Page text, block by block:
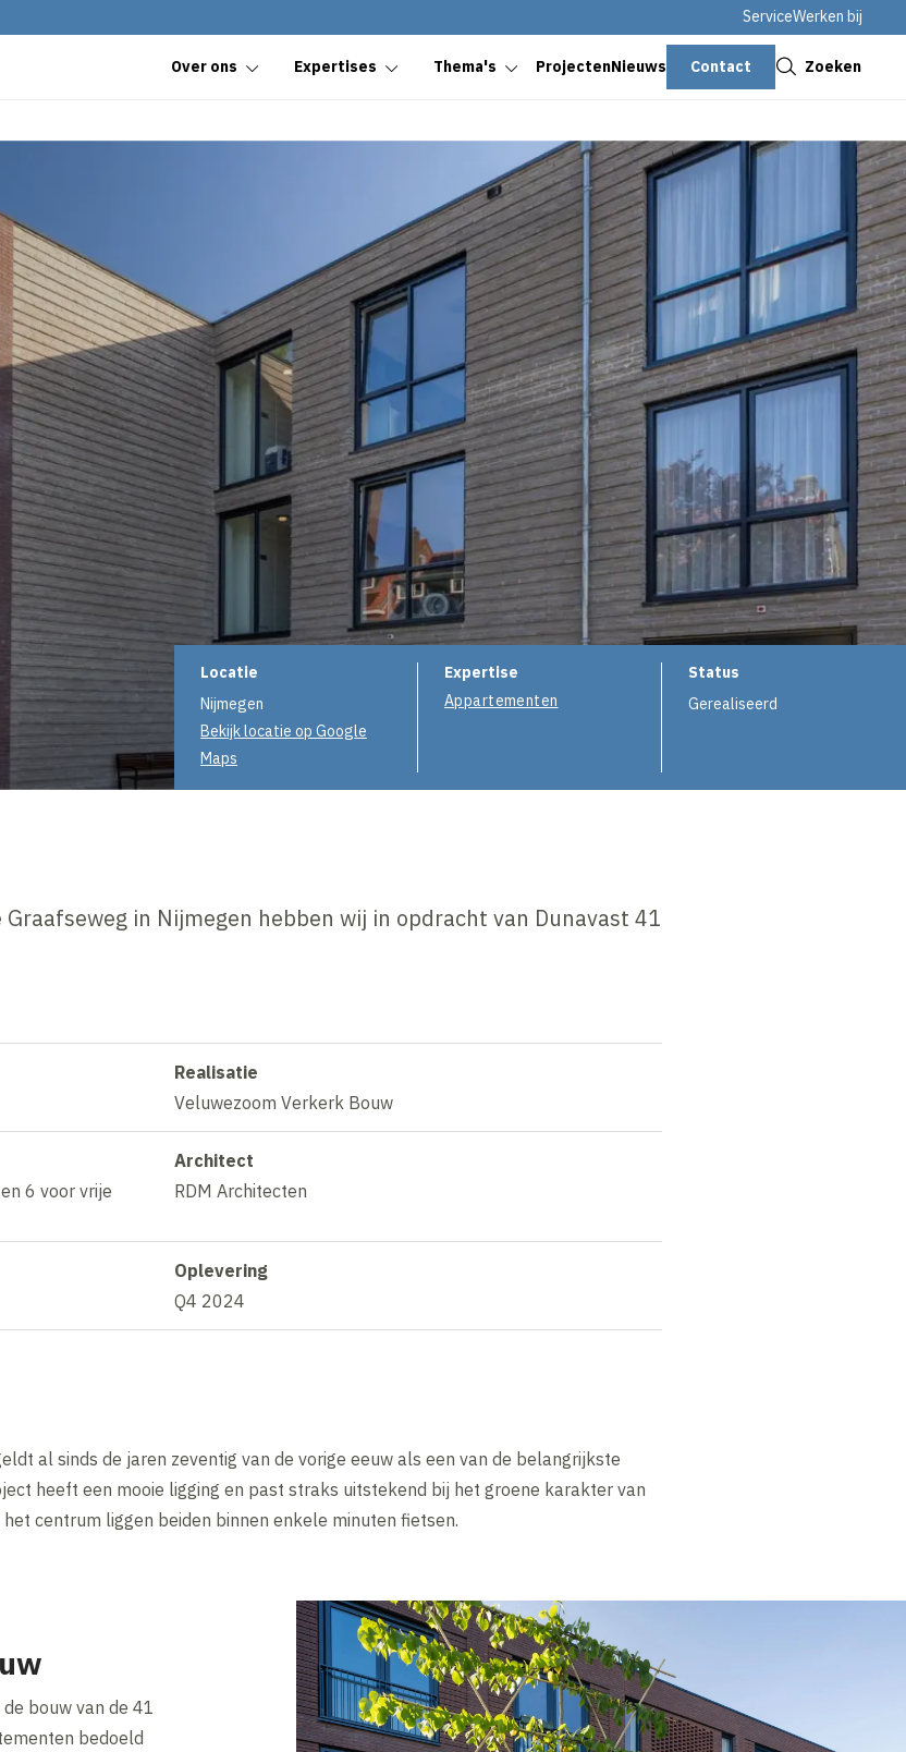
ServiceWerken bij
Over ons Expertises Thema's ProjectenNieuws Contact Zoeken
Projectinformatie
Locatie
Nijmegen
Bekijk locatie op Google
Maps
Expertise
Appartementen
Status
Gerealiseerd
in Nijmegen hebben wij in opdracht van Dunavast 41
Realisatie
Veluwezoom Verkerk Bouw
6 voor vrije
Architect
RDM Architecten
Oplevering
Q4 2024
al sinds de jaren zeventig van de vorige eeuw als een van de belangrijkste
heeft een mooie ligging en past straks uitstekend bij het groene karakter van
centrum liggen beiden binnen enkele minuten fietsen.
bouw van de 41
bedoeld
Sluiten